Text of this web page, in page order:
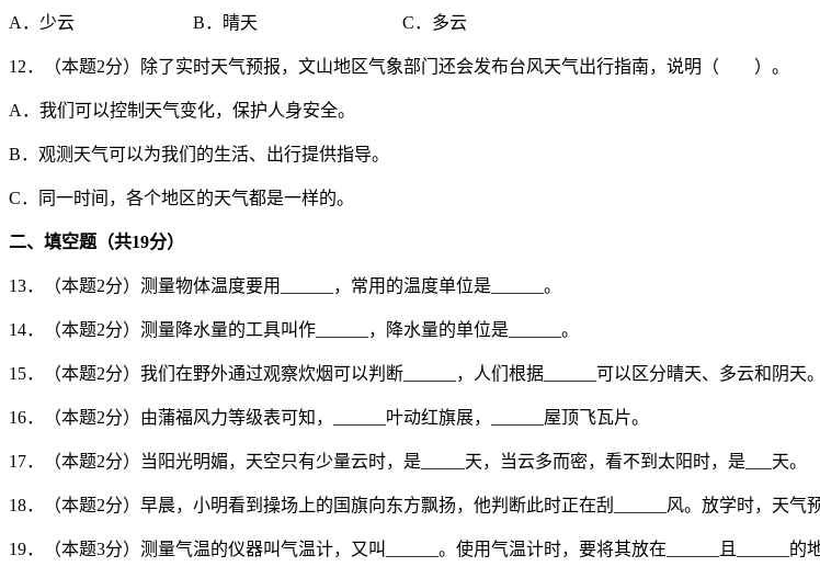
A．少云 B．晴天 C．多云
12．（本题2分）除了实时天气预报，文山地区气象部门还会发布台风天气出行指南，说明（ ）。
A．我们可以控制天气变化，保护人身安全。
B．观测天气可以为我们的生活、出行提供指导。
C．同一时间，各个地区的天气都是一样的。
二、填空题（共19分）
13．（本题2分）测量物体温度要用______，常用的温度单位是______。
14．（本题2分）测量降水量的工具叫作______，降水量的单位是______。
15．（本题2分）我们在野外通过观察炊烟可以判断______，人们根据______可以区分晴天、多云和阴天。
16．（本题2分）由蒲福风力等级表可知，______叶动红旗展，______屋顶飞瓦片。
17．（本题2分）当阳光明媚，天空只有少量云时，是_____天，当云多而密，看不到太阳时，是___天。
18．（本题2分）早晨，小明看到操场上的国旗向东方飘扬，他判断此时正在刮______风。放学时，天气
19．（本题3分）测量气温的仪器叫气温计，又叫______。使用气温计时，要将其放在______且______的地